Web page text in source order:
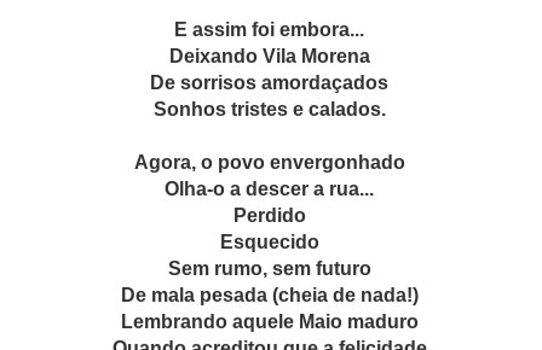
E assim foi embora...
Deixando Vila Morena
De sorrisos amordaçados
Sonhos tristes e calados.
Agora, o povo envergonhado
Olha-o a descer a rua...
Perdido
Esquecido
Sem rumo, sem futuro
De mala pesada (cheia de nada!)
Lembrando aquele Maio maduro